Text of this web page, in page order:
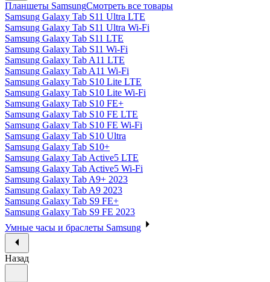
Планшеты SamsungСмотреть все товары
Samsung Galaxy Tab S11 Ultra LTE
Samsung Galaxy Tab S11 Ultra Wi-Fi
Samsung Galaxy Tab S11 LTE
Samsung Galaxy Tab S11 Wi-Fi
Samsung Galaxy Tab A11 LTE
Samsung Galaxy Tab A11 Wi-Fi
Samsung Galaxy Tab S10 Lite LTE
Samsung Galaxy Tab S10 Lite Wi-Fi
Samsung Galaxy Tab S10 FE+
Samsung Galaxy Tab S10 FE LTE
Samsung Galaxy Tab S10 FE Wi-Fi
Samsung Galaxy Tab S10 Ultra
Samsung Galaxy Tab S10+
Samsung Galaxy Tab Active5 LTE
Samsung Galaxy Tab Active5 Wi-Fi
Samsung Galaxy Tab A9+ 2023
Samsung Galaxy Tab A9 2023
Samsung Galaxy Tab S9 FE+
Samsung Galaxy Tab S9 FE 2023
Умные часы и браслеты Samsung
Назад